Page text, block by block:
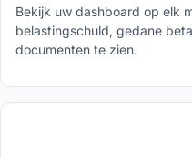
Bekijk uw dashboard op elk
belastingschuld, gedane
documenten te zien.